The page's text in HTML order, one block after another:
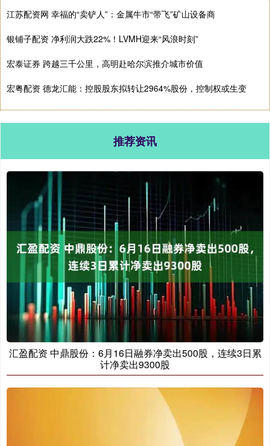
江苏配资网 幸福的“卖铲人”：金属牛市“带飞”矿山设备商
银铺子配资 净利润大跌22%！LVMH迎来“风浪时刻”
宏泰证券 跨越三千公里，高明赴哈尔滨推介城市价值
宏粤配资 德龙汇能：控股股东拟转让2964%股份，控制权或生变
推荐资讯
汇盈配资 中鼎股份：6月16日融券净卖出500股，连续3日累
计净卖出9300股